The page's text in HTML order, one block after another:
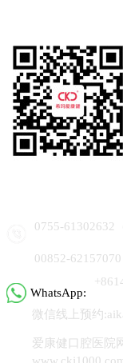
0755-
00852-62157070
WhatsApp:
微信线上预约
爱康健口腔医院